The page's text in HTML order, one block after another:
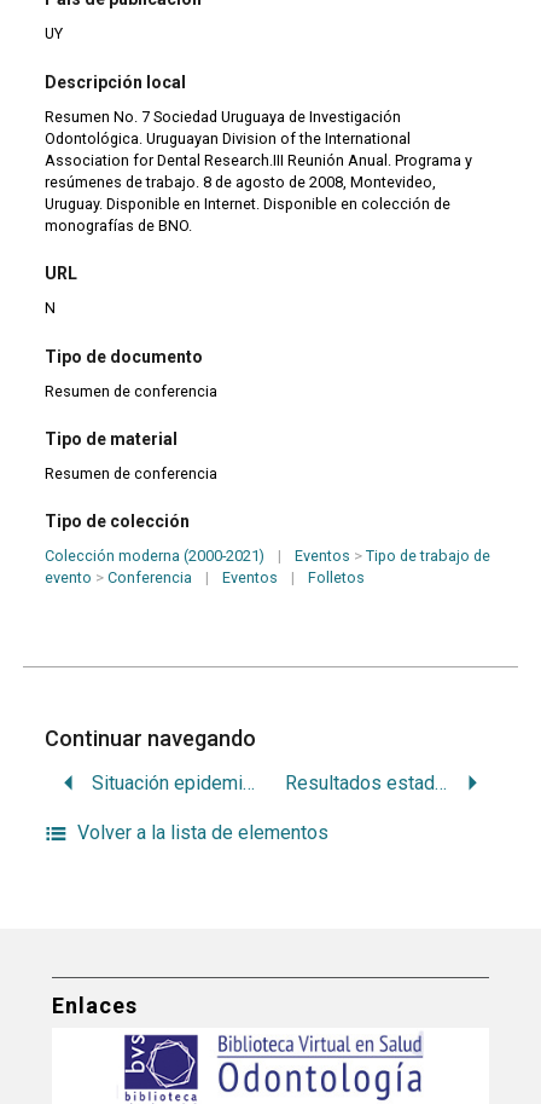
UY
Descripción local
Resumen No. 7 Sociedad Uruguaya de Investigación
Odontológica. Uruguayan Division of the International
Association for Dental Research.III Reunión Anual. Programa y
resúmenes de trabajo. 8 de agosto de 2008, Montevideo,
Uruguay. Disponible en Internet. Disponible en colección de
monografías de BNO.
URL
N
Tipo de documento
Resumen de conferencia
Tipo de material
Resumen de conferencia
Tipo de colección
Colección moderna (2000-2021) | Eventos >Tipo de trabajo de
evento >Conferencia | Eventos | Folletos
Continuar navegando
Situación epidemiológica de caries y necesidades de tratamiento de adultos en situación de exclusión social. Montevideo, Uruguay 2007. Resultados estadísticos sobre salud bucal durante la ejecución de un proyecto de innovaciones educativas
Volver a la lista de elementos
Enlaces